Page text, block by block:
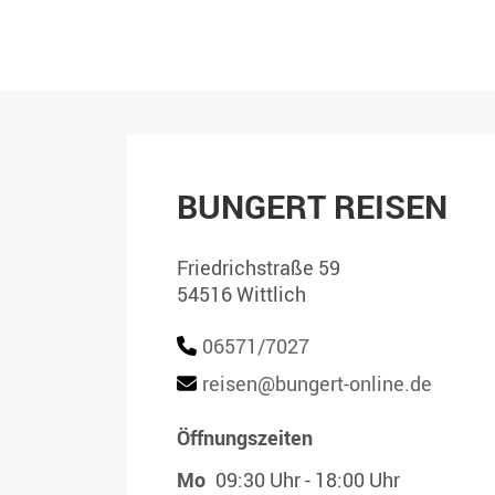
BUNGERT REISEN
Friedrichstraße 59
54516 Wittlich
06571/7027
reisen@bungert-online.de
Öffnungszeiten
Mo 09:30 Uhr - 18:00 Uhr